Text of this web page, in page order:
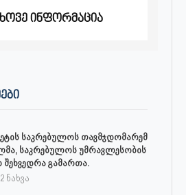
ინფორმაცია
საკრებულოს თავმჯდომარემ
საკრებულოს უმრავლესობის
შეხვედრა გამართა.
ნახვა